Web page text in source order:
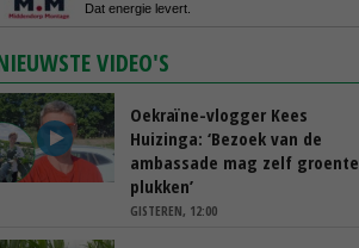
Dat energie levert.
VIDEO'S
Oekraïne-vlogger Kees
Huizinga: ‘Bezoek van de
ambassade mag zelf groente
plukken’
GISTEREN, 12:00